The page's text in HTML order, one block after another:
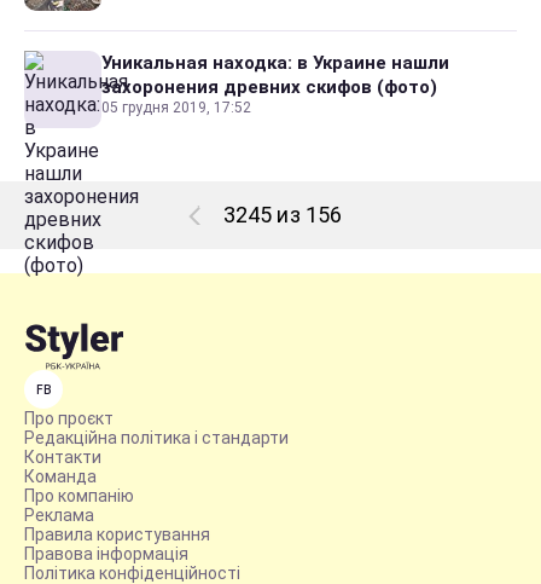
Уникальная находка: в Украине нашли
захоронения древних скифов (фото)
05 грудня 2019, 17:52
3245 из 156
FB
Про проєкт
Редакційна політика і стандарти
Контакти
Команда
Про компанію
Реклама
Правила користування
Правова інформація
Політика конфіденційності